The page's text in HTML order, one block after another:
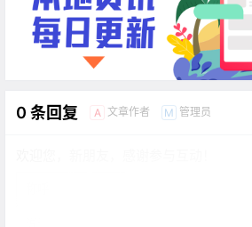
0 条回复 A 文章作者 M 管理员